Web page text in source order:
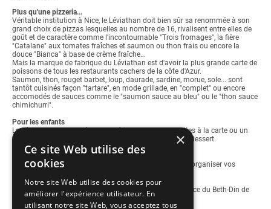
Plus qu'une pizzeria...
Véritable institution à Nice, le Léviathan doit bien sûr sa renommée à son
grand choix de pizzas lesquelles au nombre de 16, rivalisent entre elles de
goût et de caractère comme l'incontournable "Trois fromages", la fière
"Catalane" aux tomates fraîches et saumon ou thon frais ou encore la
douce "Bianca" à base de crème fraîche...
Mais la marque de fabrique du Léviathan est d'avoir la plus grande carte de
poissons de tous les restaurants cachers de la côte d'Azur.
Saumon, thon, rouget barbet, loup, daurade, sardine, morue, sole... sont
tantôt cuisinés façon "tartare", en mode grillade, en "complet" ou encore
accomodés de sauces comme le "saumon sauce au bleu" ou le "thon sauce
chimichurri".
Pour les enfants
Le Léviathan s'adapte à leur appétit et propose des frites à la carte ou un
menu spécial à 10 € composé d'une mini pizza et d'un dessert.
Privatisation du restaurant
Bénéficiez d'un cadre contemporain et spacieux pour y organiser vos
Le Léviathan est un restaurant cacher sous la surveillance du Beth-Din de
Nice.
×
Ce site Web utilise des
cookies
Notre site Web utilise des cookies pour
améliorer l'expérience utilisateur. En
utilisant notre site Web, vous acceptez tous